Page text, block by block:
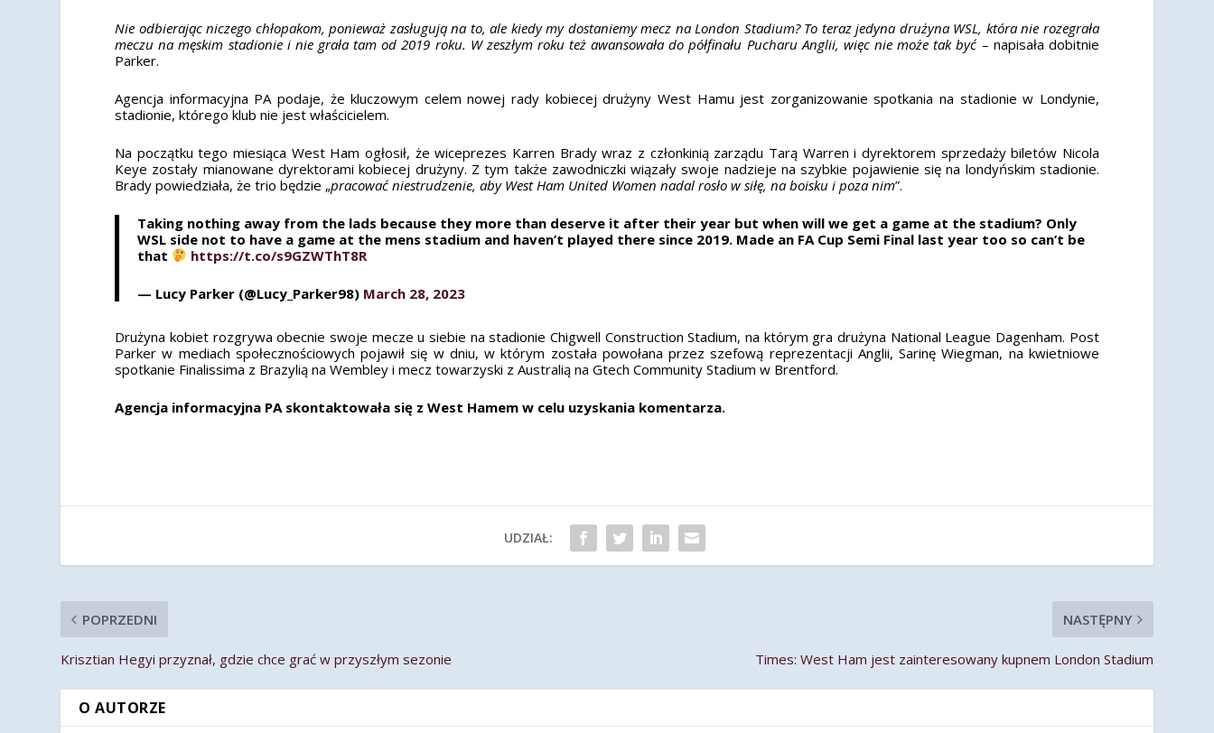
Nie odbierając niczego chłopakom, ponieważ zasługują na to, ale kiedy my dostaniemy mecz na London Stadium? To teraz jedyna drużyna WSL, która nie rozegrała
meczu na męskim stadionie i nie grała tam od 2019 roku. W zeszłym roku też awansowała do półfinału Pucharu Anglii, więc nie może tak być – napisała dobitnie
Parker.
Agencja informacyjna PA podaje, że kluczowym celem nowej rady kobiecej drużyny West Hamu jest zorganizowanie spotkania na stadionie w Londynie,
stadionie, którego klub nie jest właścicielem.
Na początku tego miesiąca West Ham ogłosił, że wiceprezes Karren Brady wraz z członkinią zarządu Tarą Warren i dyrektorem sprzedaży biletów Nicola
Keye zostały mianowane dyrektorami kobiecej drużyny. Z tym także zawodniczki wiązały swoje nadzieje na szybkie pojawienie się na londyńskim stadionie.
Brady powiedziała, że trio będzie „pracować niestrudzenie, aby West Ham United Women nadal rosło w siłę, na boisku i poza nim”.
Taking nothing away from the lads because they more than deserve it after their year but when will we get a game at the stadium? Only
WSL side not to have a game at the mens stadium and haven’t played there since 2019. Made an FA Cup Semi Final last year too so can’t be
that
https://t.co/s9GZWThT8R
— Lucy Parker (@Lucy_Parker98) March 28, 2023
Drużyna kobiet rozgrywa obecnie swoje mecze u siebie na stadionie Chigwell Construction Stadium, na którym gra drużyna National League Dagenham. Post
Parker w mediach społecznościowych pojawił się w dniu, w którym została powołana przez szefową reprezentacji Anglii, Sarinę Wiegman, na kwietniowe
spotkanie Finalissima z Brazylią na Wembley i mecz towarzyski z Australią na Gtech Community Stadium w Brentford.
Agencja informacyjna PA skontaktowała się z West Hamem w celu uzyskania komentarza.
UDZIAŁ:
POPRZEDNI
Krisztian Hegyi przyznał, gdzie chce grać w przyszłym sezonie
NASTĘPNY
Times: West Ham jest zainteresowany kupnem London Stadium
O AUTORZE